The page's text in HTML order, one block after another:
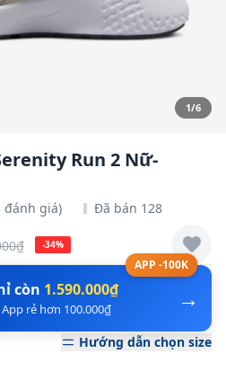
1/6
Run 2 Nữ-
đánh giá) Đã bán 128
-34%
APP -100K
→
còn 1.590.000₫
App rẻ hơn 100.000₫
Hướng dẫn chọn size